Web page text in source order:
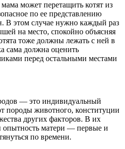
может перетащить котят из
по ее представлению
В этом случае нужно каждый раз
на место, спокойно объясняя
тоже должны лежать с ней в
сама должна оценить
перед остальными местами
— это индивидуальный
породы животного, конституции
других факторов. В их
опытность матери — первые и
по времени.